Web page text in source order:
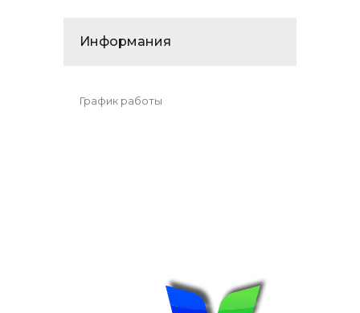
Информания
График работы